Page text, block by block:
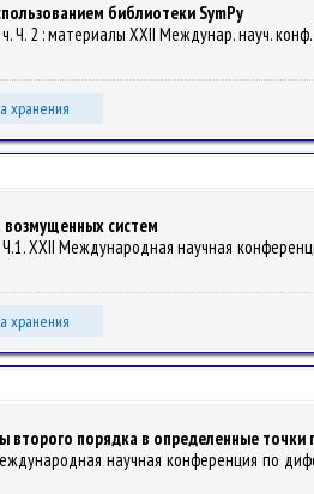
библиотеки SymРy
Ч. 2 : материалы XXII Междунар. науч.
хранения
возмущенных систем
Ч.1. XXII Международная научная
хранения
порядка в определенные точки
научная конференция по